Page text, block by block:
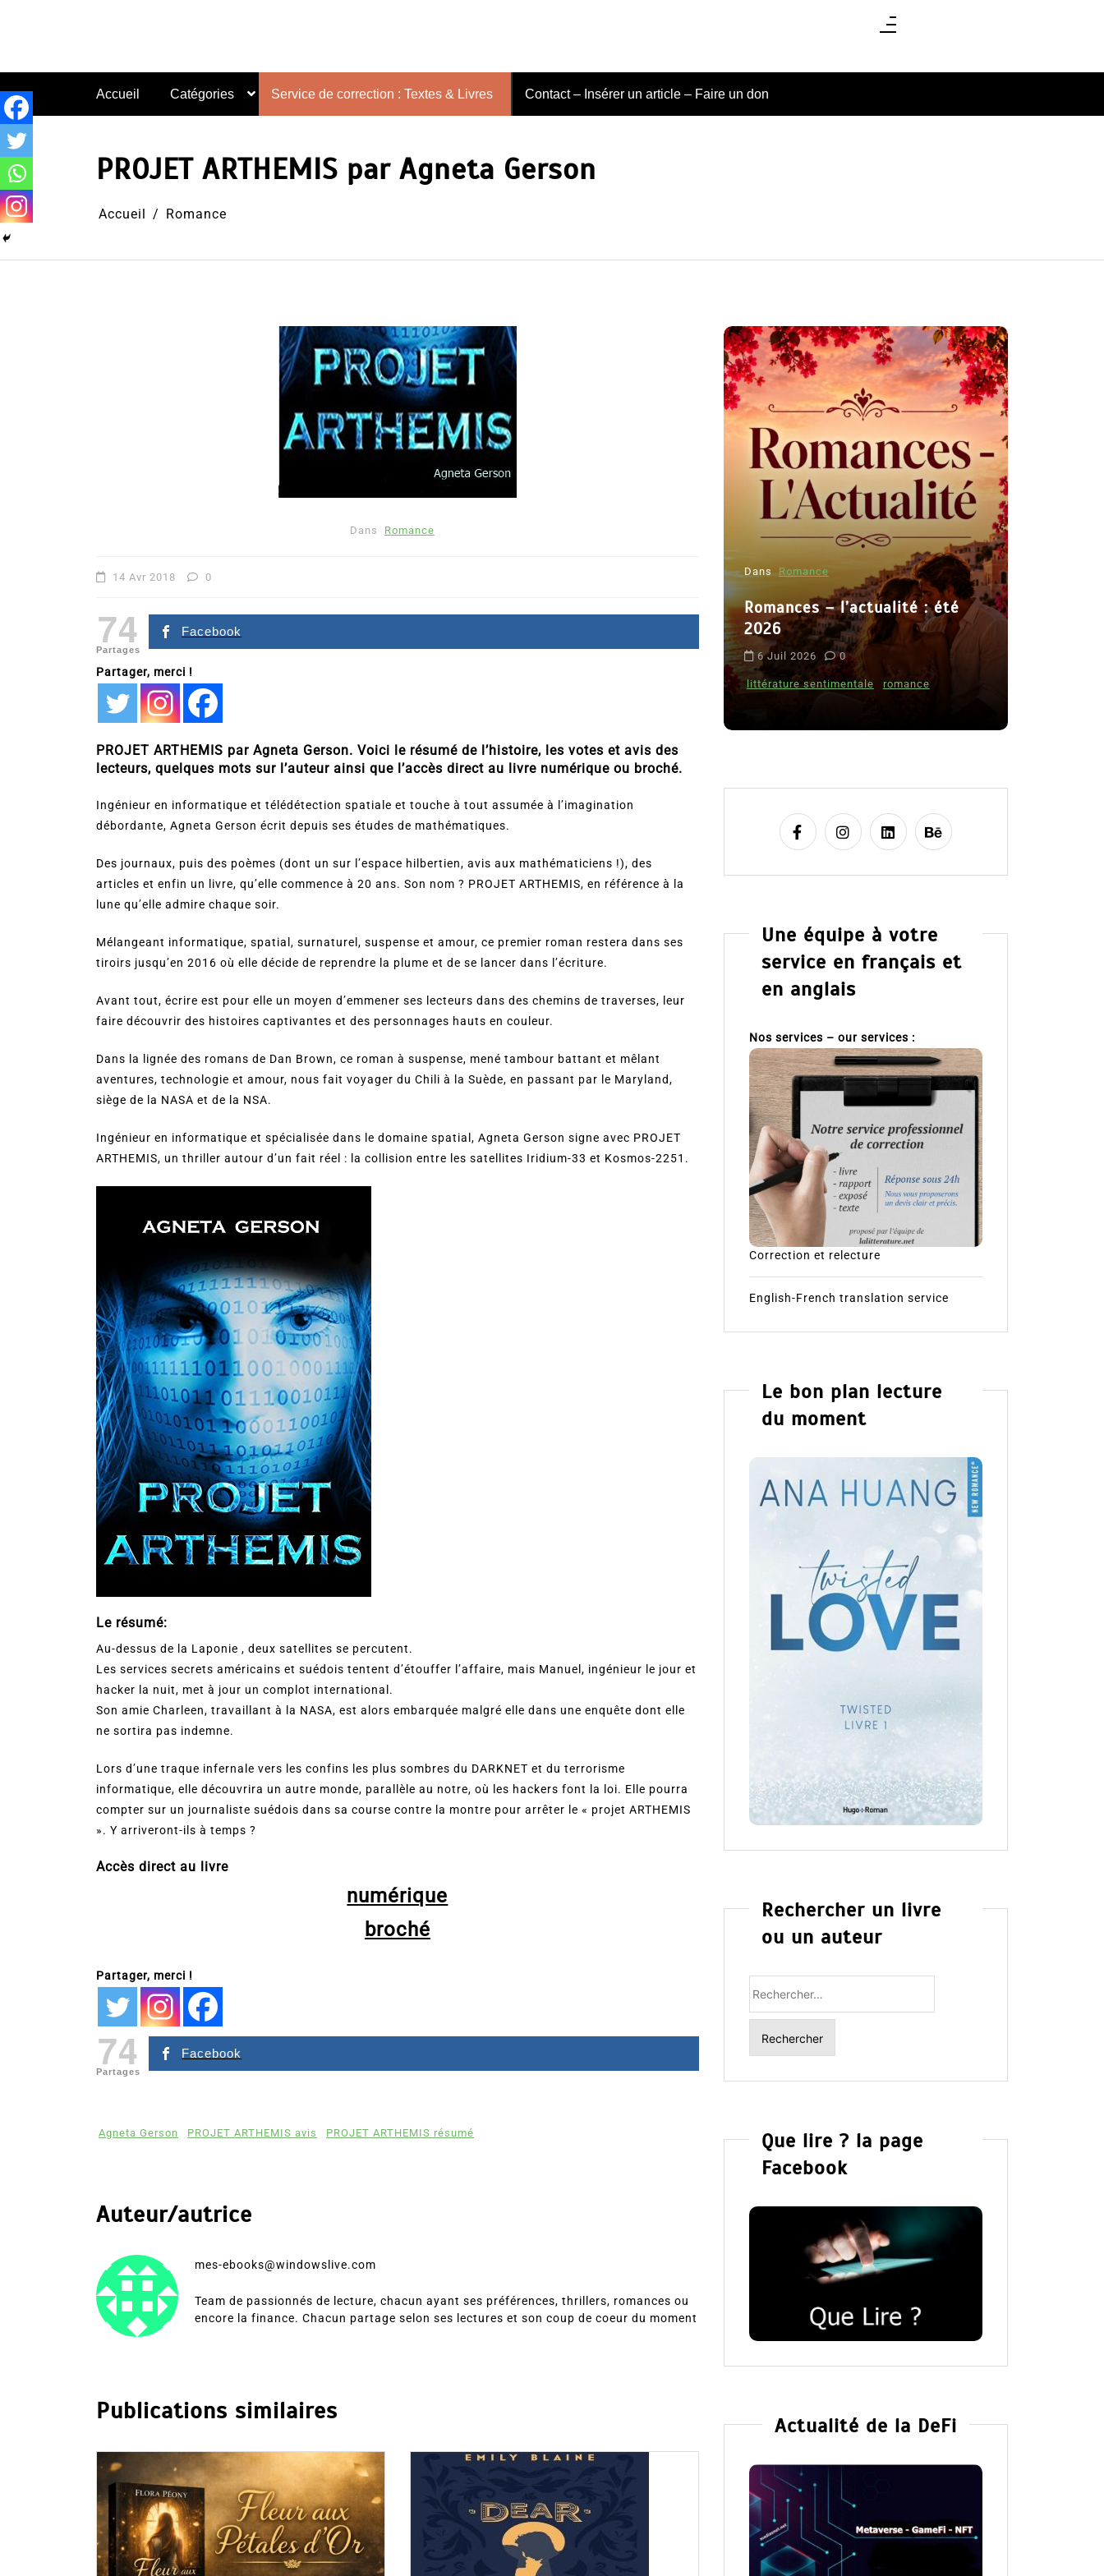
Accueil Catégories Service de correction : Textes & Livres Contact – Insérer un article – Faire un don
PROJET ARTHEMIS par Agneta Gerson
Accueil Romance
Dans Romance
14 Avr 2018 0
74
Partages
Facebook
Partager, merci !
PROJET ARTHEMIS par Agneta Gerson. Voici le résumé de l’histoire, les votes et avis des
lecteurs, quelques mots sur l’auteur ainsi que l’accès direct au livre numérique ou broché.
Ingénieur en informatique et télédétection spatiale et touche à tout assumée à l’imagination
débordante, Agneta Gerson écrit depuis ses études de mathématiques.
Des journaux, puis des poèmes (dont un sur l’espace hilbertien, avis aux mathématiciens !), des
articles et enfin un livre, qu’elle commence à 20 ans. Son nom ? PROJET ARTHEMIS, en référence à la
lune qu’elle admire chaque soir.
Mélangeant informatique, spatial, surnaturel, suspense et amour, ce premier roman restera dans ses
tiroirs jusqu’en 2016 où elle décide de reprendre la plume et de se lancer dans l’écriture.
Avant tout, écrire est pour elle un moyen d’emmener ses lecteurs dans des chemins de traverses, leur
faire découvrir des histoires captivantes et des personnages hauts en couleur.
Dans la lignée des romans de Dan Brown, ce roman à suspense, mené tambour battant et mêlant
aventures, technologie et amour, nous fait voyager du Chili à la Suède, en passant par le Maryland,
siège de la NASA et de la NSA.
Ingénieur en informatique et spécialisée dans le domaine spatial, Agneta Gerson signe avec PROJET
ARTHEMIS, un thriller autour d’un fait réel : la collision entre les satellites Iridium-33 et Kosmos-2251.
Le résumé:
Au-dessus de la Laponie , deux satellites se percutent.
Les services secrets américains et suédois tentent d’étouffer l’affaire, mais Manuel, ingénieur le jour et
hacker la nuit, met à jour un complot international.
Son amie Charleen, travaillant à la NASA, est alors embarquée malgré elle dans une enquête dont elle
ne sortira pas indemne.
Lors d’une traque infernale vers les confins les plus sombres du DARKNET et du terrorisme
informatique, elle découvrira un autre monde, parallèle au notre, où les hackers font la loi. Elle pourra
compter sur un journaliste suédois dans sa course contre la montre pour arrêter le « projet ARTHEMIS
». Y arriveront-ils à temps ?
Accès direct au livre
numérique
broché
Partager, merci !
74
Partages
Facebook
Agneta Gerson PROJET ARTHEMIS avis PROJET ARTHEMIS résumé
Auteur/autrice
mes-ebooks@windowslive.com
Team de passionnés de lecture, chacun ayant ses préférences, thrillers, romances ou
encore la finance. Chacun partage selon ses lectures et son coup de coeur du moment
Publications similaires
Dans Romance
2026
littérature sentimentale
Dans Thriller
Le coupable n’est pas Camille
Dans Romance
Romances – l’actualité : été
2026
6 Juil 2026 0
littérature sentimentale romance
Une équipe à votre
service en français et
en anglais
Nos services – our services :
Correction et relecture
English-French translation service
Le bon plan lecture
du moment
Rechercher un livre
ou un auteur
Que lire ? la page
Facebook
Actualité de la DeFi